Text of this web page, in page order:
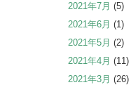
2021年7月 (5)
2021年6月 (1)
2021年5月 (2)
2021年4月 (11)
2021年3月 (26)